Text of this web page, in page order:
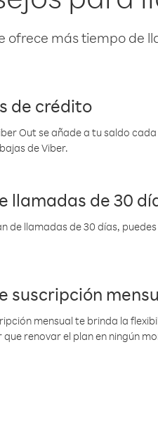
ofrece más tiempo de
de crédito
Out se añade a tu saldo
de Viber.
llamadas de 30
de llamadas de 30 días,
suscripción
mensual te brinda la
que renovar el plan en ningún